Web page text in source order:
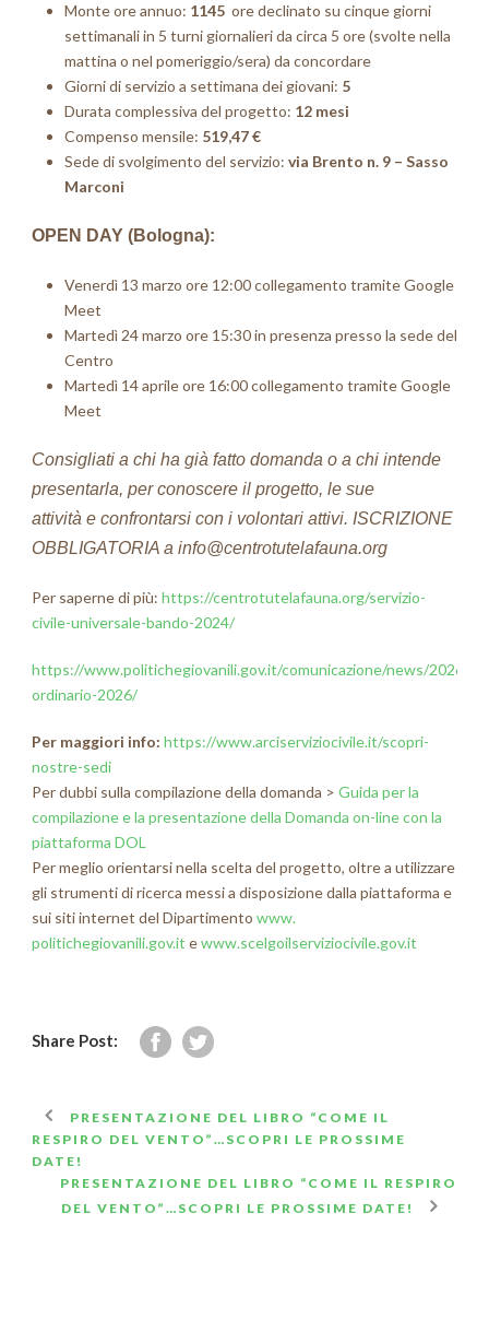
Monte ore annuo: 1145 ore declinato su cinque giorni
settimanali in 5 turni giornalieri da circa 5 ore (svolte nella
mattina o nel pomeriggio/sera) da concordare
Giorni di servizio a settimana dei giovani: 5
Durata complessiva del progetto: 12 mesi
Compenso mensile: 519,47 €
Sede di svolgimento del servizio: via Brento n. 9 – Sasso
Marconi
OPEN DAY (Bologna):
Venerdì 13 marzo ore 12:00 collegamento tramite Google
Meet
Martedì 24 marzo ore 15:30 in presenza presso la sede del
Centro
Martedì 14 aprile ore 16:00collegamento tramite Google
Meet
Consigliati a chi ha già fatto domanda o a chi intende
presentarla, per conoscere il progetto, le sue
attività e confrontarsi con i volontari attivi. ISCRIZIONE
OBBLIGATORIA a info@centrotutelafauna.org
Per saperne di più: https://centrotutelafauna.org/servizio-
civile-universale-bando-2024/
https://www.politichegiovanili.gov.it/comunicazione/news/2026/2/
ordinario-2026/
Per maggiori info: https://www.arciserviziocivile.it/scopri-
nostre-sedi
Per dubbi sulla compilazione della domanda > Guida per la
compilazione e la presentazione della Domanda on-line con la
piattaforma DOL
Per meglio orientarsi nella scelta del progetto, oltre a utilizzare
gli strumenti di ricerca messi a disposizione dalla piattaforma e
sui siti internet del Dipartimento www.
politichegiovanili.gov.it ewww.scelgoilserviziocivile.gov.it
Share Post:
PRESENTAZIONE DEL LIBRO “COME IL
RESPIRO DEL VENTO”…SCOPRI LE PROSSIME
DATE!
PRESENTAZIONE DEL LIBRO “COME IL RESPIRO
DEL VENTO”…SCOPRI LE PROSSIME DATE!